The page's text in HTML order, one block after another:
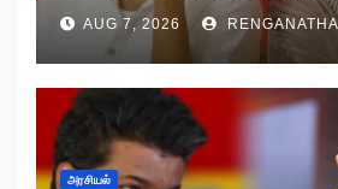
AUG 7, 2026
அரசியல்